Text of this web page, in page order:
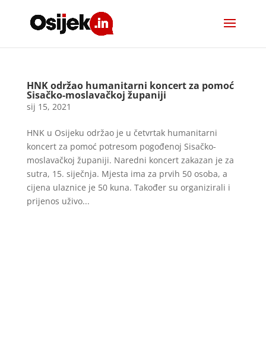
HNK održao humanitarni koncert za pomoć
Sisačko-moslavačkoj županiji
sij 15, 2021
HNK u Osijeku održao je u četvrtak humanitarni
koncert za pomoć potresom pogođenoj Sisačko-
moslavačkoj županiji. Naredni koncert zakazan je za
sutra, 15. siječnja. Mjesta ima za prvih 50 osoba, a
cijena ulaznice je 50 kuna. Također su organizirali i
prijenos uživo...